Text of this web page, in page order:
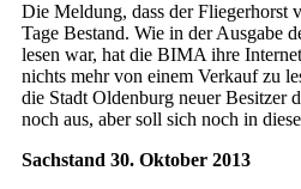
Die Meldung, dass der Fliegerhorst
Tage Bestand. Wie in der Ausgabe
lesen war, hat die BIMA ihre
nichts mehr von einem Verkauf zu
die Stadt Oldenburg neuer Besitzer
noch aus, aber soll sich noch in
Sachstand 30. Oktober 2013